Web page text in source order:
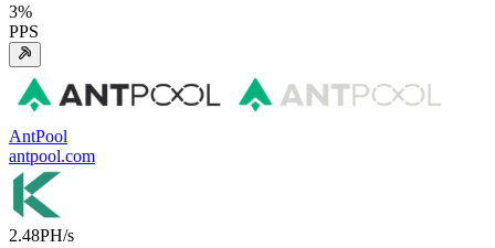
3%
PPS
AntPool
antpool.com
2.48PH/s